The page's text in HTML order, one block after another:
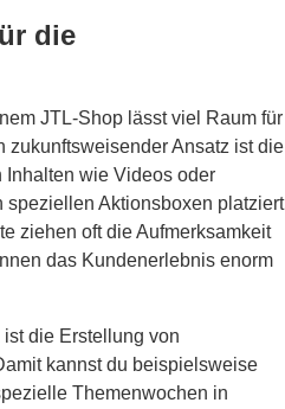
die
JTL-Shop lässt viel Raum für
zukunftsweisender Ansatz ist die
Inhalten wie Videos oder
speziellen Aktionsboxen platziert
ziehen oft die Aufmerksamkeit
das Kundenerlebnis enorm
die Erstellung von
kannst du beispielsweise
Themenwochen in